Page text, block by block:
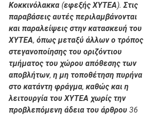
Κοκκινόλακκα (εφεξής ΧΥΤΕΑ). Στις
παραβάσεις αυτές περιλαμβάνονται
και παραλείψεις στην κατασκευή του
ΧΥΤΕΑ, όπως μεταξύ άλλων ο τρόπος
στεγανοποίησης του οριζόντιου
τμήματος του χώρου απόθεσης των
αποβλήτων, η μη τοποθέτηση πυρήνα
στο κατάντη φράγμα, καθώς και η
λειτουργία του ΧΥΤΕΑ χωρίς την
προβλεπόμενη άδεια του άρθρου 36